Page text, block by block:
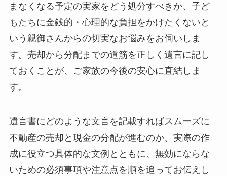
まなくなる予定の実家をどう処分すべきか、子ど
もたちに金銭的・心理的な負担をかけたくないと
いう親御さんからの切実なお悩みをお伺いしま
す。売却から分配までの道筋を正しく遺言に記し
ておくことが、ご家族の今後の安心に直結しま
す。
遺言書にどのような文言を記載すればスムーズに
不動産の売却と現金の分配が進むのか、実際の作
成に役立つ具体的な文例とともに、無効にならな
いための必須事項や注意点を順を追ってお伝えし